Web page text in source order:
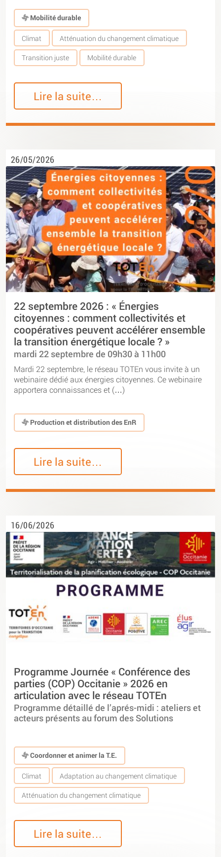
Mobilité durable
Climat Atténuation du changement climatique
Transition juste Mobilité durable
Lire la suite…
26/05/2026
22 septembre 2026 : « Énergies
citoyennes : comment collectivités et
coopératives peuvent accélérer ensemble
la transition énergétique locale ? »
mardi 22 septembre de 09h30 à 11h00
Mardi 22 septembre, le réseau TOTEn vous invite à un
webinaire dédié aux énergies citoyennes. Ce webinaire
apportera connaissances et (…)
Production et distribution des EnR
Lire la suite…
16/06/2026
Programme Journée « Conférence des
parties (COP) Occitanie » 2026 en
articulation avec le réseau TOTEn
Programme détaillé de l’aprés-midi : ateliers et
acteurs présents au forum des Solutions
Coordonner et animer la T.E.
Climat Adaptation au changement climatique
Atténuation du changement climatique
Lire la suite…